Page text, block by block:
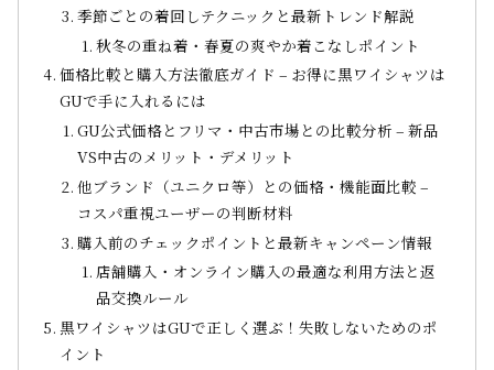
季節ごとの着回しテクニックと最新トレンド解説
秋冬の重ね着・春夏の爽やか着こなしポイント
価格比較と購入方法徹底ガイド – お得に黒ワイシャツは
GUで手に入れるには
GU公式価格とフリマ・中古市場との比較分析 – 新品
VS中古のメリット・デメリット
他ブランド（ユニクロ等）との価格・機能面比較 –
コスパ重視ユーザーの判断材料
購入前のチェックポイントと最新キャンペーン情報
店舗購入・オンライン購入の最適な利用方法と返
品交換ルール
黒ワイシャツはGUで正しく選ぶ！失敗しないためのポ
イント